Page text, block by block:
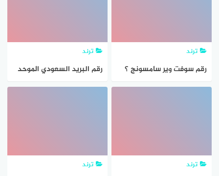
ترند
رقم سوفت وير سامسونج ؟
ترند
رقم البريد السعودي الموحد
المجاني
ترند ترند